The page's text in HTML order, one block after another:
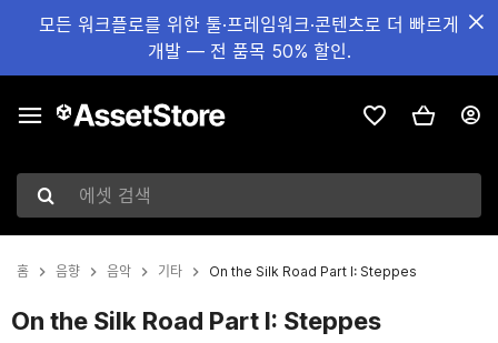
모든 워크플로를 위한 툴·프레임워크·콘텐츠로 더 빠르게
개발 — 전 품목 50% 할인.
에셋 검색
홈 음향 음악 기타 On the Silk Road Part I: Steppes
On the Silk Road Part I: Steppes